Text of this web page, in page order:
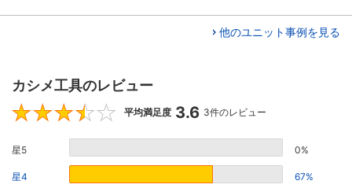
他のユニット事例を見る
カシメ工具のレビュー
3.6
平均満足度 3.6 3件のレビュー
星5 0%
星4 67%